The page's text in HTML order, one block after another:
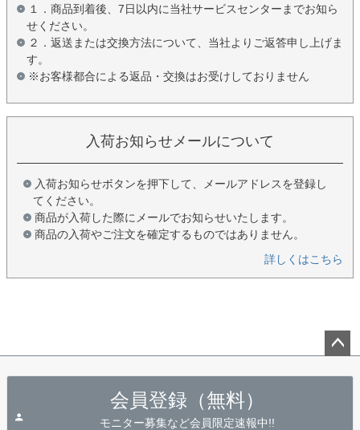
１．商品到着後、7日以内に当社サービスセンターまでお知ら
せください。
２．返送または交換方法について、当社よりご返答申し上げま
す。
※お客様都合による返品・交換はお受けしておりません
入荷お知らせメールについて
入荷お知らせボタンを押下して、メールアドレスを登録し
てください。
商品が入荷した際にメールでお知らせいたします。
商品の入荷やご注文を確定するものではありません。
詳しくはこちら
会員登録（無料）
モニター募集など会員限定速報中!!